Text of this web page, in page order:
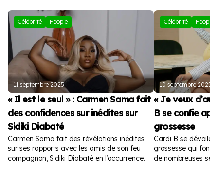
Célébrité People
11 septembre 2025
« Il est le seul » : Carmen Sama fait
des confidences sur inédites sur
Sidiki Diabaté
Carmen Sama fait des révélations inédites
sur ses rapports avec les amis de son feu
compagnon, Sidiki Diabaté en l’occurrence.
Célébrité People
10 septembre 2025
« Je veux
B se confie
grossesse
Cardi B se dévoile
grossesse qui font
de nombreuses